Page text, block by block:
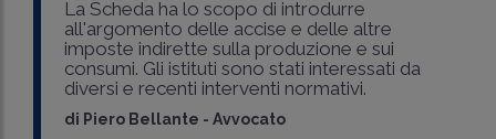
La Scheda ha lo scopo di introdurre
all'argomento delle accise e delle altre
imposte indirette sulla produzione e sui
consumi. Gli istituti sono stati interessati da
diversi e recenti interventi normativi.
di Piero Bellante -Avvocato